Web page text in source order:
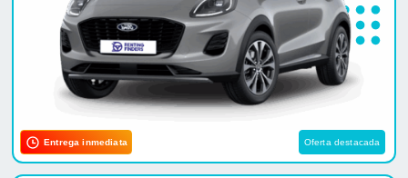
Entrega inmediata Oferta destacada